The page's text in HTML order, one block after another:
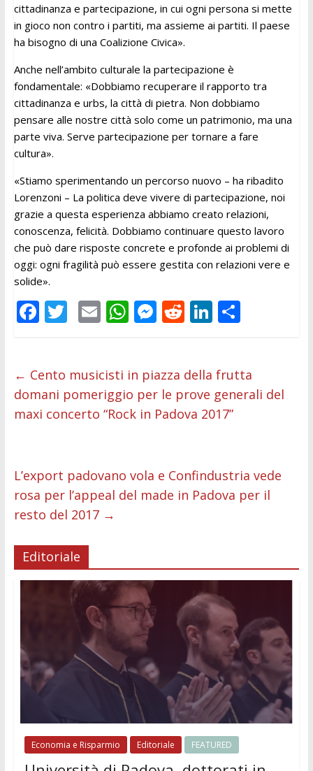
cittadinanza e partecipazione, in cui ogni persona si mette
in gioco non contro i partiti, ma assieme ai partiti. Il paese
ha bisogno di una Coalizione Civica».
Anche nell’ambito culturale la partecipazione è
fondamentale: «Dobbiamo recuperare il rapporto tra
cittadinanza e urbs, la città di pietra. Non dobbiamo
pensare alle nostre città solo come un patrimonio, ma una
parte viva. Serve partecipazione per tornare a fare
cultura».
«Stiamo sperimentando un percorso nuovo – ha ribadito
Lorenzoni – La politica deve vivere di partecipazione, noi
grazie a questa esperienza abbiamo creato relazioni,
conoscenza, felicità. Dobbiamo continuare questo lavoro
che può dare risposte concrete e profonde ai problemi di
oggi: ogni fragilità può essere gestita con relazioni vere e
solide».
F
b
o
o
T
er
E
l
W
s
A
p
M
e
n
g
R
di
t
Li
e
dI
n
C
di
vi
← Cento musicisti in piazza della frutta
domani pomeriggio per le prove generali del
maxi concerto “Rock in Padova 2017”
L’export padovano vola e Confindustria vede
rosa per l’appeal del made in Padova per il
resto del 2017 →
Editoriale
Economia e Risparmio Editoriale FEATURED